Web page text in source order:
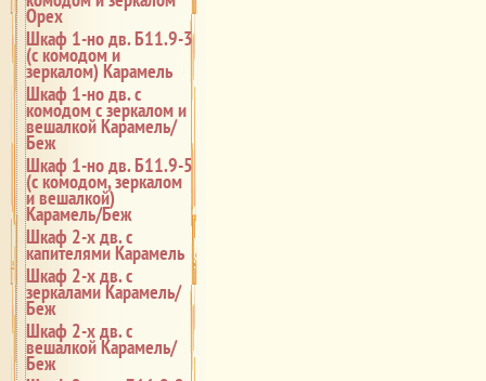
Орех
Шкаф 1-но дв. Б11.9-3
(с комодом и
зеркалом) Карамель
Шкаф 1-но дв. с
комодом с зеркалом и
вешалкой Карамель/
Беж
Шкаф 1-но дв. Б11.9-5
(с комодом, зеркалом
и вешалкой)
Карамель/Беж
Шкаф 2-х дв. с
капителями Карамель
Шкаф 2-х дв. с
зеркалами Карамель/
Беж
Шкаф 2-х дв. с
вешалкой Карамель/
Беж